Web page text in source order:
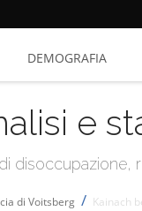
DEMOGRAFIA
e
di Voitsberg / Kainach